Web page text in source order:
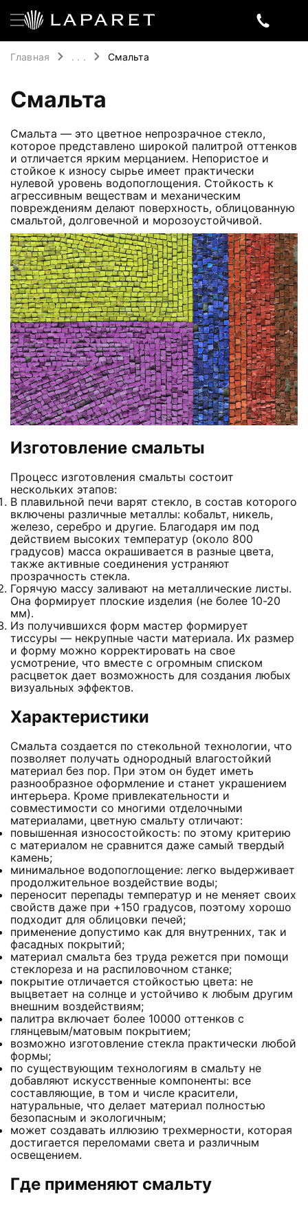
Главная . . . Смальта
Смальта
Смальта — это цветное непрозрачное стекло,
которое представлено широкой палитрой оттенков
и отличается ярким мерцанием. Непористое и
стойкое к износу сырье имеет практически
нулевой уровень водопоглощения. Стойкость к
агрессивным веществам и механическим
повреждениям делают поверхность, облицованную
смальтой, долговечной и морозоустойчивой.
Изготовление смальты
Процесс изготовления смальты состоит
нескольких этапов:
В плавильной печи варят стекло, в состав которого
включены различные металлы: кобальт, никель,
железо, серебро и другие. Благодаря им под
действием высоких температур (около 800
градусов) масса окрашивается в разные цвета,
также активные соединения устраняют
прозрачность стекла.
Горячую массу заливают на металлические листы.
Она формирует плоские изделия (не более 10-20
мм).
Из получившихся форм мастер формирует
тиссуры — некрупные части материала. Их размер
и форму можно корректировать на свое
усмотрение, что вместе с огромным списком
расцветок дает возможность для создания любых
визуальных эффектов.
Характеристики
Смальта создается по стекольной технологии, что
позволяет получать однородный влагостойкий
материал без пор. При этом он будет иметь
разнообразное оформление и станет украшением
интерьера. Кроме привлекательности и
совместимости со многими отделочными
материалами, цветную смальту отличают:
повышенная износостойкость: по этому критерию
с материалом не сравнится даже самый твердый
камень;
минимальное водопоглощение: легко выдерживает
продолжительное воздействие воды;
переносит перепады температур и не меняет своих
свойств даже при +150 градусов, поэтому хорошо
подходит для облицовки печей;
применение допустимо как для внутренних, так и
фасадных покрытий;
материал смальта без труда режется при помощи
стеклореза и на распиловочном станке;
покрытие отличается стойкостью цвета: не
выцветает на солнце и устойчиво к любым другим
внешним воздействиям;
палитра включает более 10000 оттенков с
глянцевым/матовым покрытием;
возможно изготовление стекла практически любой
формы;
по существующим технологиям в смальту не
добавляют искусственные компоненты: все
составляющие, в том и числе красители,
натуральные, что делает материал полностью
безопасным и экологичным;
может создавать иллюзию трехмерности, которая
достигается переломами света и различным
освещением.
Где применяют смальту